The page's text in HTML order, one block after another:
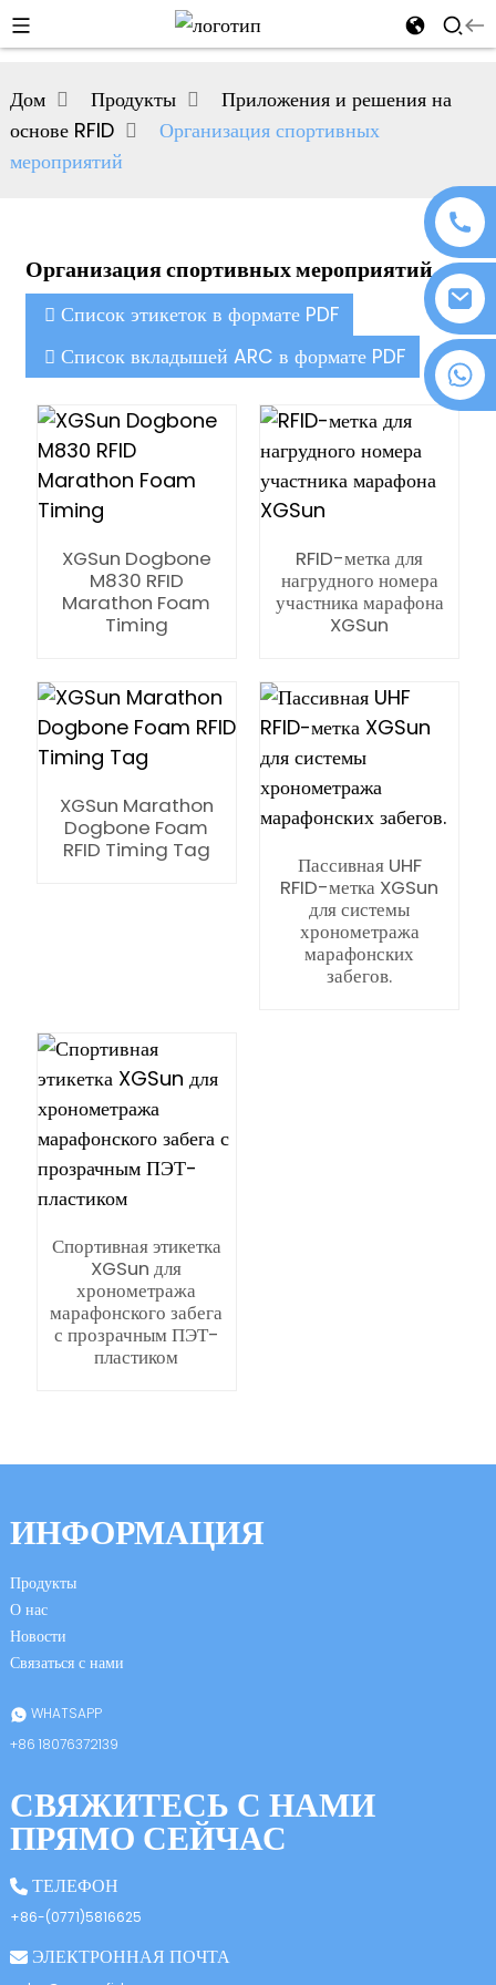
+86 18076372139
Дом Продукты
Приложения и решения на
основе RFID
Организация спортивных
мероприятий
Организация спортивных мероприятий
Список этикеток в формате PDF
Список вкладышей ARC в формате PDF
XGSun Dogbone
M830 RFID
Marathon Foam
Timing
RFID-метка для
нагрудного номера
участника марафона
XGSun
XGSun Marathon
Dogbone Foam
RFID Timing Tag
Пассивная UHF
RFID-метка XGSun
для системы
хронометража
марафонских
забегов.
Спортивная этикетка
XGSun для
хронометража
марафонского забега
с прозрачным ПЭТ-
пластиком
ИНФОРМАЦИЯ
Продукты
О нас
Новости
Связаться с нами
WHATSAPP
+86 18076372139
СВЯЖИТЕСЬ С НАМИ
ПРЯМО СЕЙЧАС
ТЕЛЕФОН
+86-(0771)5816625
ЭЛЕКТРОННАЯ ПОЧТА